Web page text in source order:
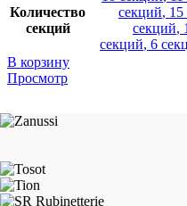
Количество
секций
секций, 15
секций,
секций, 6
В корзину
Просмотр